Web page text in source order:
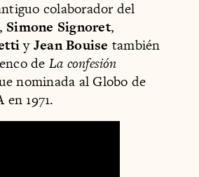
colaborador del
Simone Signoret,
yJean Bouise también
de La confesión
nominada al Globo de
1971.